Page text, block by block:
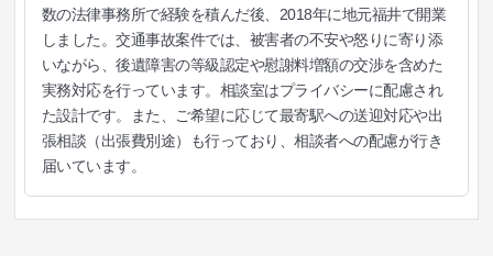
数の法律事務所で経験を積んだ後、2018年に地元福井で開業
しました。交通事故案件では、被害者の不安や怒りに寄り添
いながら、後遺障害の等級認定や慰謝料増額の交渉を含めた
実務対応を行っています。相談室はプライバシーに配慮され
た設計です。また、ご希望に応じて最寄駅への送迎対応や出
張相談（出張費別途）も行っており、相談者への配慮が行き
届いています。